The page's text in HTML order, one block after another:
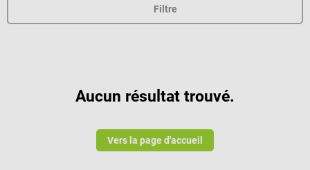
Filtre
Aucun résultat trouvé.
Vers la page d'accueil